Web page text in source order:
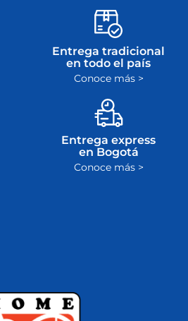
Entrega tradicional
en todo el país
Conoce más >
Entrega express
en Bogotá
Conoce más >